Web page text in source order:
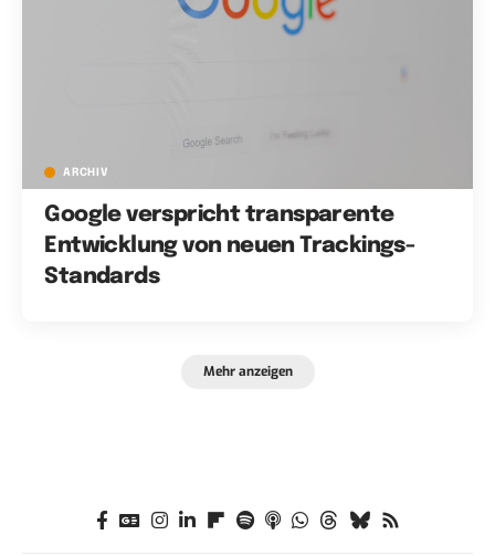
ARCHIV
Google verspricht transparente
Entwicklung von neuen Trackings-
Standards
Mehr anzeigen